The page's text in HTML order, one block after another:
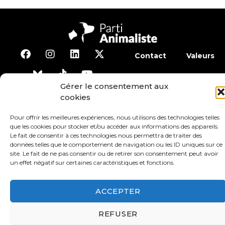
Gérer le consentement aux
cookies
Pour offrir les meilleures expériences, nous utilisons des technologies telles
que les cookies pour stocker et/ou accéder aux informations des appareils.
Le fait de consentir à ces technologies nous permettra de traiter des
données telles que le comportement de navigation ou les ID uniques sur ce
site. Le fait de ne pas consentir ou de retirer son consentement peut avoir
un effet négatif sur certaines caractéristiques et fonctions.
ACCEPTER
REFUSER
Contact Valeurs
Adhérer
Conditions générales d’utilisation
Protection des données Mentions légales